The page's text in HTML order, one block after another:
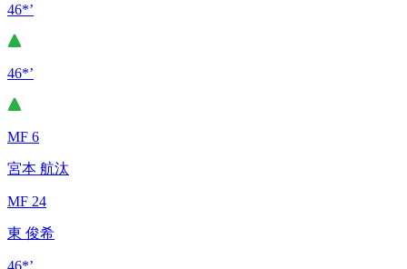
46*’
46*’
MF 6
宮本 航汰
MF 24
東 俊希
46*’